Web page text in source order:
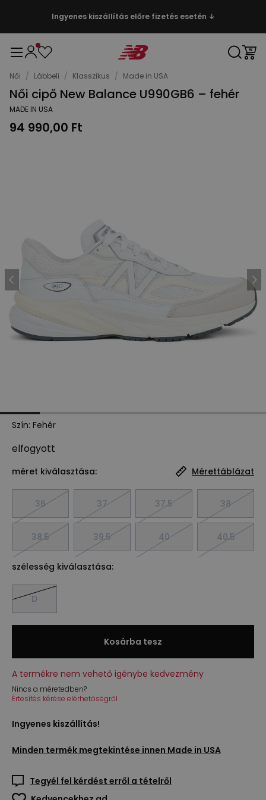
Ingyenes kiszállítás előre fizetés esetén ↓
Női / Lábbeli / Klasszikus / Made in USA
Női cipő New Balance U990GB6 – fehér
MADE IN USA
94 990,00 Ft
Szín: Fehér
elfogyott
méret kiválasztása: Mérettáblázat
36 37 37.5 38
38.5 39.5 40 40.5
szélesség kiválasztása:
D
Kosárba tesz
A termékre nem vehető igénybe kedvezmény
Nincs a méretedben?
Értesítés kérése elérhetőségről
Ingyenes kiszállítás!
Minden termék megtekintése innen Made in USA
Tegyél fel kérdést erről a tételről